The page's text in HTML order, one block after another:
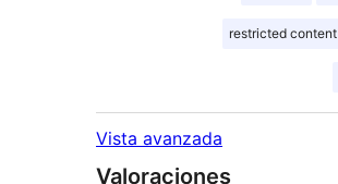
restricted content
Vista avanzada
Valoraciones